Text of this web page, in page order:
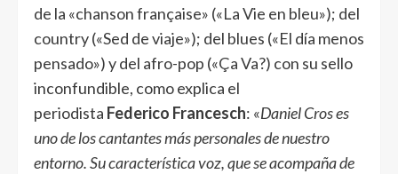
de la «chanson française» («La Vie en bleu»); del
country («Sed de viaje»); del blues («El día menos
pensado») y del afro-pop («Ça Va?) con su sello
inconfundible, como explica el
periodista Federico Francesch: «Daniel Cros es
uno de los cantantes más personales de nuestro
entorno. Su característica voz, que se acompaña de